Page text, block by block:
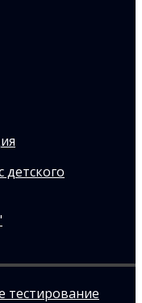
детского
тестирование